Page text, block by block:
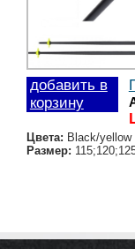
добавить в
корзину
Цвета: Black/yellow
Размер: